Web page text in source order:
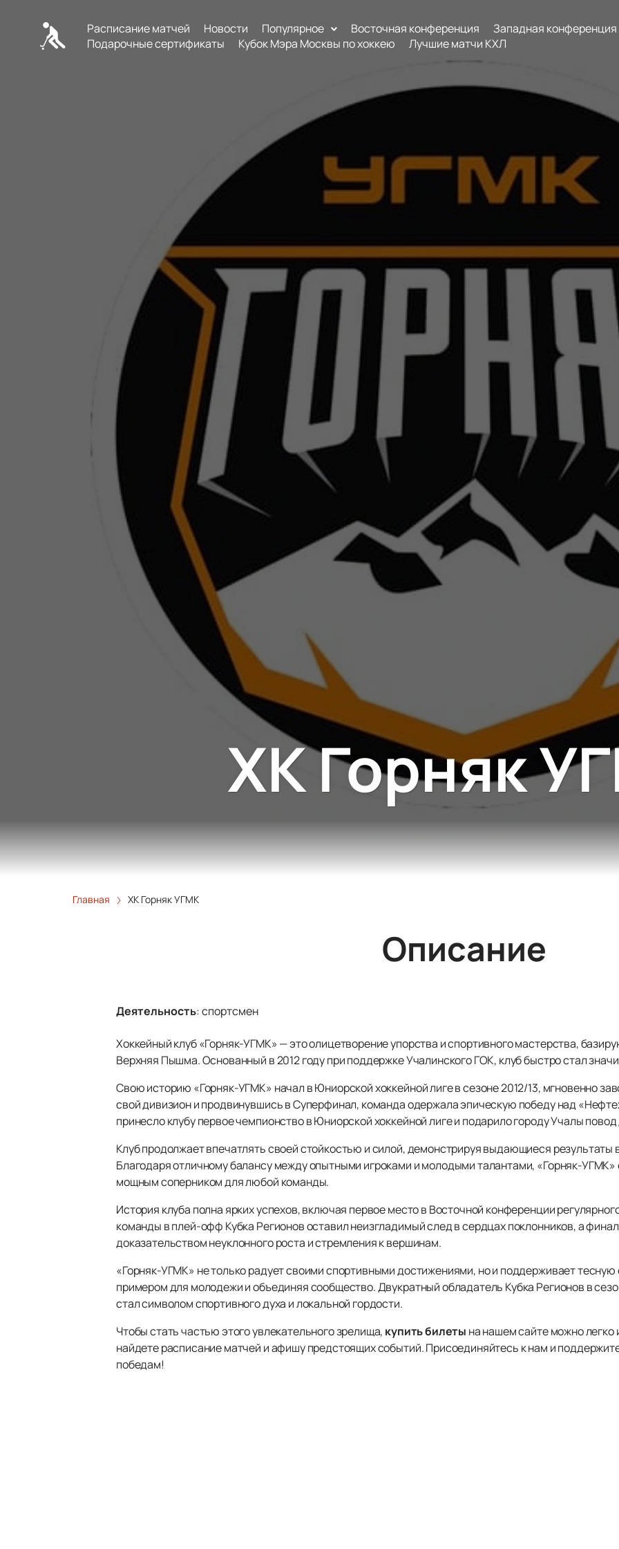
Расписание матчей Новости Популярное Восточная конференция
Западная конференция
Подарочные сертификаты
Кубок Мэра Москвы по хоккею Лучшие матчи КХЛ
ХК Горняк
Главная ХК Горняк УГМК
Описание
Деятельность:спортсмен
Хоккейный клуб «Горняк-УГМК» — это олицетворение упорства и спортивного мастерства,
Верхняя Пышма. Основанный в 2012 году при поддержке Учалинского ГОК, клуб быстро стал
Свою историю «Горняк-УГМК» начал в Юниорской хоккейной лиге в сезоне 2012/13, мгновенно
свой дивизион и продвинувшись в Суперфинал, команда одержала эпическую победу над
принесло клубу первое чемпионство в Юниорской хоккейной лиге и подарило городу Учалы
Клуб продолжает впечатлять своей стойкостью и силой, демонстрируя выдающиеся результаты
Благодаря отличному балансу между опытными игроками и молодыми талантами, «Горняк-
мощным соперником для любой команды.
История клуба полна ярких успехов, включая первое место в Восточной конференции
команды в плей-офф Кубка Регионов оставил неизгладимый след в сердцах поклонников, а
доказательством неуклонного роста и стремления к вершинам.
«Горняк-УГМК» не только радует своими спортивными достижениями, но и поддерживает
примером для молодежи и объединяя сообщество. Двукратный обладатель Кубка Регионов в
стал символом спортивного духа и локальной гордости.
Чтобы стать частью этого увлекательного зрелища, купить билеты на нашем сайте можно
найдете расписание матчей и афишу предстоящих событий. Присоединяйтесь к нам и
победам!